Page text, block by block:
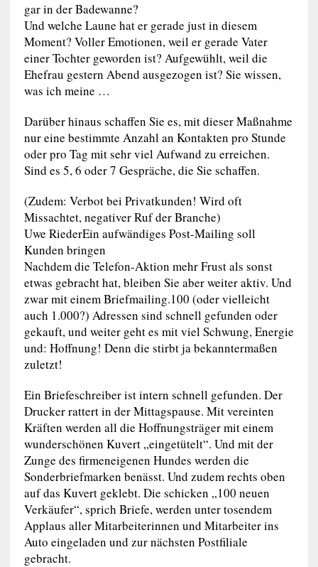
gar in der Badewanne?
Und welche Laune hat er gerade just in diesem
Moment? Voller Emotionen, weil er gerade Vater
einer Tochter geworden ist? Aufgewühlt, weil die
Ehefrau gestern Abend ausgezogen ist? Sie wissen,
was ich meine …
Darüber hinaus schaffen Sie es, mit dieser Maßnahme
nur eine bestimmte Anzahl an Kontakten pro Stunde
oder pro Tag mit sehr viel Aufwand zu erreichen.
Sind es 5, 6 oder 7 Gespräche, die Sie schaffen.
(Zudem: Verbot bei Privatkunden! Wird oft
Missachtet, negativer Ruf der Branche)
Uwe RiederEin aufwändiges Post-Mailing soll
Kunden bringen
Nachdem die Telefon-Aktion mehr Frust als sonst
etwas gebracht hat, bleiben Sie aber weiter aktiv. Und
zwar mit einem Briefmailing.100 (oder vielleicht
auch 1.000?) Adressen sind schnell gefunden oder
gekauft, und weiter geht es mit viel Schwung, Energie
und: Hoffnung! Denn die stirbt ja bekanntermaßen
zuletzt!
Ein Briefeschreiber ist intern schnell gefunden. Der
Drucker rattert in der Mittagspause. Mit vereinten
Kräften werden all die Hoffnungsträger mit einem
wunderschönen Kuvert „eingetütelt“. Und mit der
Zunge des firmeneigenen Hundes werden die
Sonderbriefmarken benässt. Und zudem rechts oben
auf das Kuvert geklebt. Die schicken „100 neuen
Verkäufer“, sprich Briefe, werden unter tosendem
Applaus aller Mitarbeiterinnen und Mitarbeiter ins
Auto eingeladen und zur nächsten Postfiliale
gebracht.